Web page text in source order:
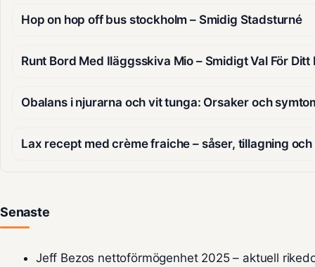
Hop on hop off bus stockholm – Smidig Stadsturné
Runt Bord Med Iläggsskiva Mio – Smidigt Val För Ditt
Obalans i njurarna och vit tunga: Orsaker och
Lax recept med crème fraiche – såser, tillagning
Senaste
Jeff Bezos nettoförmögenhet 2025 – aktuell